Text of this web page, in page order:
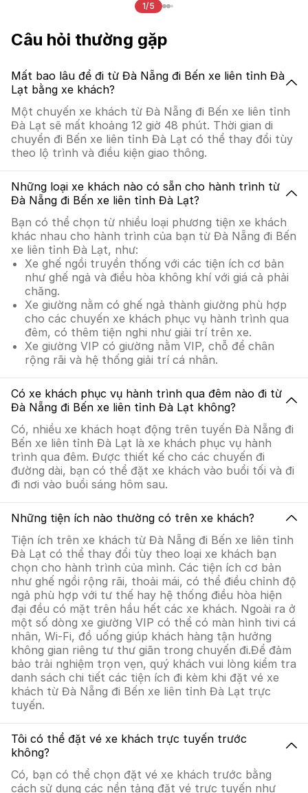
1/5
Câu hỏi thường gặp
Mất bao lâu để đi từ Đà Nẵng đi Bến xe liên tỉnh Đà
Lạt bằng xe khách?
Một chuyến xe khách từ Đà Nẵng đi Bến xe liên tỉnh
Đà Lạt sẽ mất khoảng 12 giờ 48 phút. Thời gian di
chuyển đi Bến xe liên tỉnh Đà Lạt có thể thay đổi tùy
theo lộ trình và điều kiện giao thông.
Những loại xe khách nào có sẵn cho hành trình từ
Đà Nẵng đi Bến xe liên tỉnh Đà Lạt?
Bạn có thể chọn từ nhiều loại phương tiện xe khách
khác nhau cho hành trình của bạn từ Đà Nẵng đi Bến
xe liên tỉnh Đà Lạt, như:
Xe ghế ngồi truyền thống với các tiện ích cơ bản
như ghế ngả và điều hòa không khí với giá cả phải
chăng.
Xe giường nằm có ghế ngả thành giường phù hợp
cho các chuyến xe khách phục vụ hành trình qua
đêm, có thêm tiện nghi như giải trí trên xe.
Xe giường VIP có giường nằm VIP, chỗ để chân
rộng rãi và hệ thống giải trí cá nhân.
Có xe khách phục vụ hành trình qua đêm nào đi từ
Đà Nẵng đi Bến xe liên tỉnh Đà Lạt không?
Có, nhiều xe khách hoạt động trên tuyến Đà Nẵng đi
Bến xe liên tỉnh Đà Lạt là xe khách phục vụ hành
trình qua đêm. Được thiết kế cho các chuyến đi
đường dài, bạn có thể đặt xe khách vào buổi tối và đi
đi nơi vào buổi sáng hôm sau.
Những tiện ích nào thường có trên xe khách?
Tiện ích trên xe khách từ Đà Nẵng đi Bến xe liên tỉnh
Đà Lạt có thể thay đổi tùy theo loại xe khách bạn
chọn cho hành trình của mình. Các tiện ích cơ bản
như ghế ngồi rộng rãi, thoải mái, có thể điều chỉnh độ
ngả phù hợp với tư thế hay hệ thống điều hòa hiện
đại đều có mặt trên hầu hết các xe khách. Ngoài ra ở
một số dòng xe giường VIP có thể có màn hình tivi cá
nhân, Wi-Fi, đồ uống giúp khách hàng tận hưởng
không gian riêng tư thư giãn trong chuyến đi.Để đảm
bảo trải nghiệm trọn vẹn, quý khách vui lòng kiểm tra
danh sách chi tiết các tiện ích đi kèm khi đặt vé xe
khách từ Đà Nẵng đi Bến xe liên tỉnh Đà Lạt trực
tuyến.
Tôi có thể đặt vé xe khách trực tuyến trước
không?
Có, bạn có thể chọn đặt vé xe khách trước bằng
cách sử dụng các nền tảng đặt vé trực tuyến như